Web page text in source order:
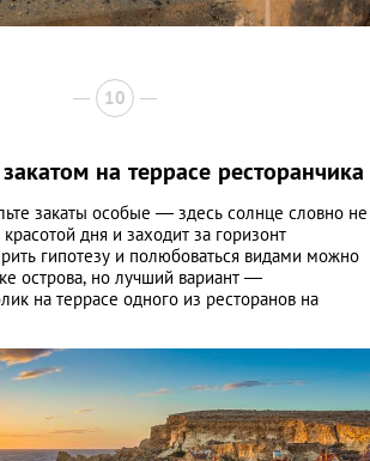
10
на террасе ресторанчика
закаты особые — здесь солнце словно не
дня и заходит за горизонт
гипотезу и полюбоваться видами можно
острова, но лучший вариант —
на террасе одного из ресторанов на